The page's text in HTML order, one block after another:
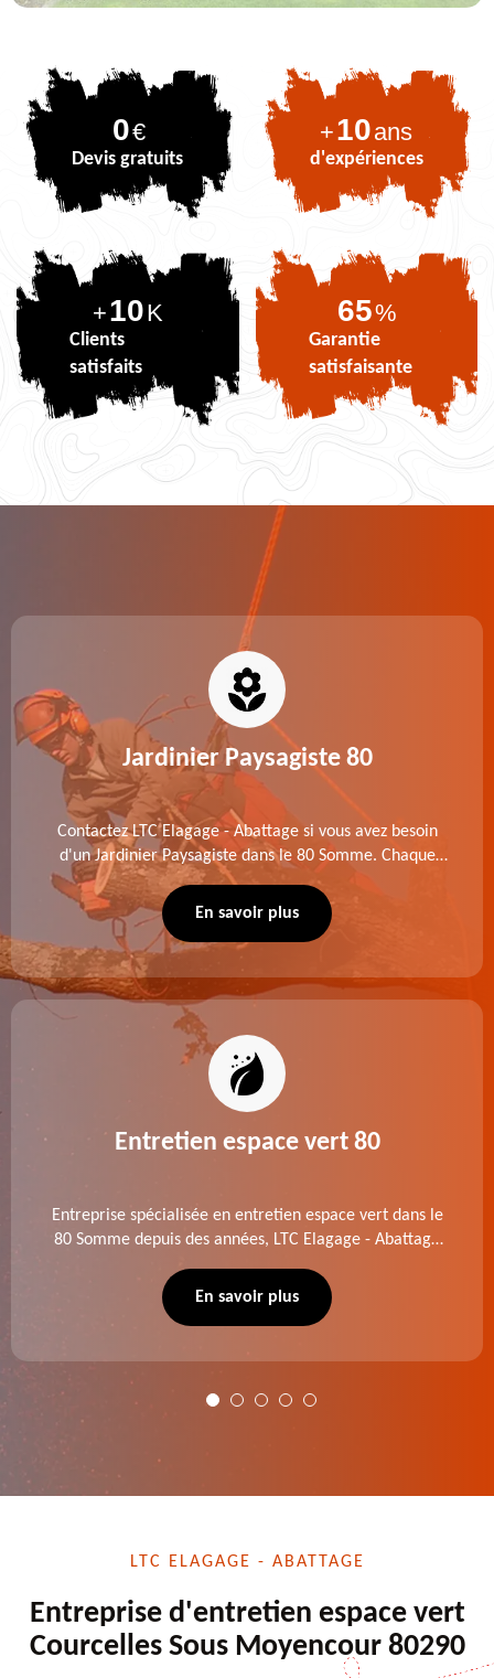
0€
Devis gratuits
+10ans
d'expériences
+10K
Clients
satisfaits
81%
Garantie
satisfaisante
Jardinier Paysagiste 80
Contactez LTC Elagage - Abattage si vous avez besoin
d'un Jardinier Paysagiste dans le 80 Somme. Chaque
intervention est exécutée selon les normes en vigueur.
Découvrez un extérieur exceptionnel grâce à notre
En savoir plus
Entretien espace vert 80
Entreprise spécialisée en entretien espace vert dans le
80 Somme depuis des années, LTC Elagage - Abattage
de dessouchage et autre. Devis offert.
En savoir plus
LTC ELAGAGE - ABATTAGE
Entreprise d'entretien espace vert
Courcelles Sous Moyencour 80290